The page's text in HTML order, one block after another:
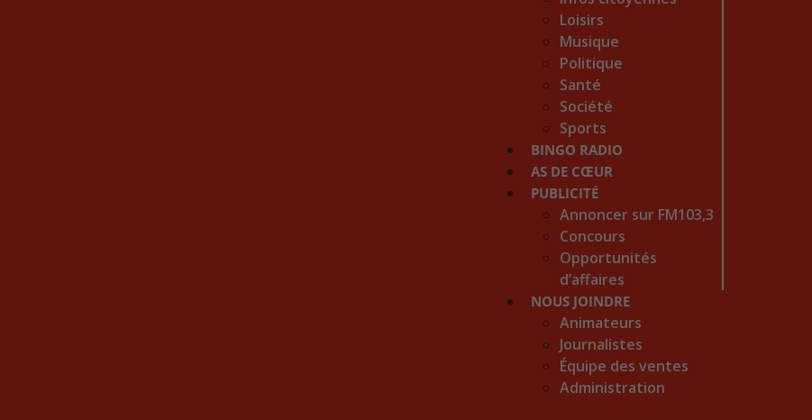
Loisirs
Musique
Politique
Santé
Société
Sports
BINGO RADIO
AS DE CŒUR
PUBLICITÉ
Annoncer sur FM103,3
Concours
Opportunités
d’affaires
NOUS JOINDRE
Animateurs
Journalistes
Équipe des ventes
Administration